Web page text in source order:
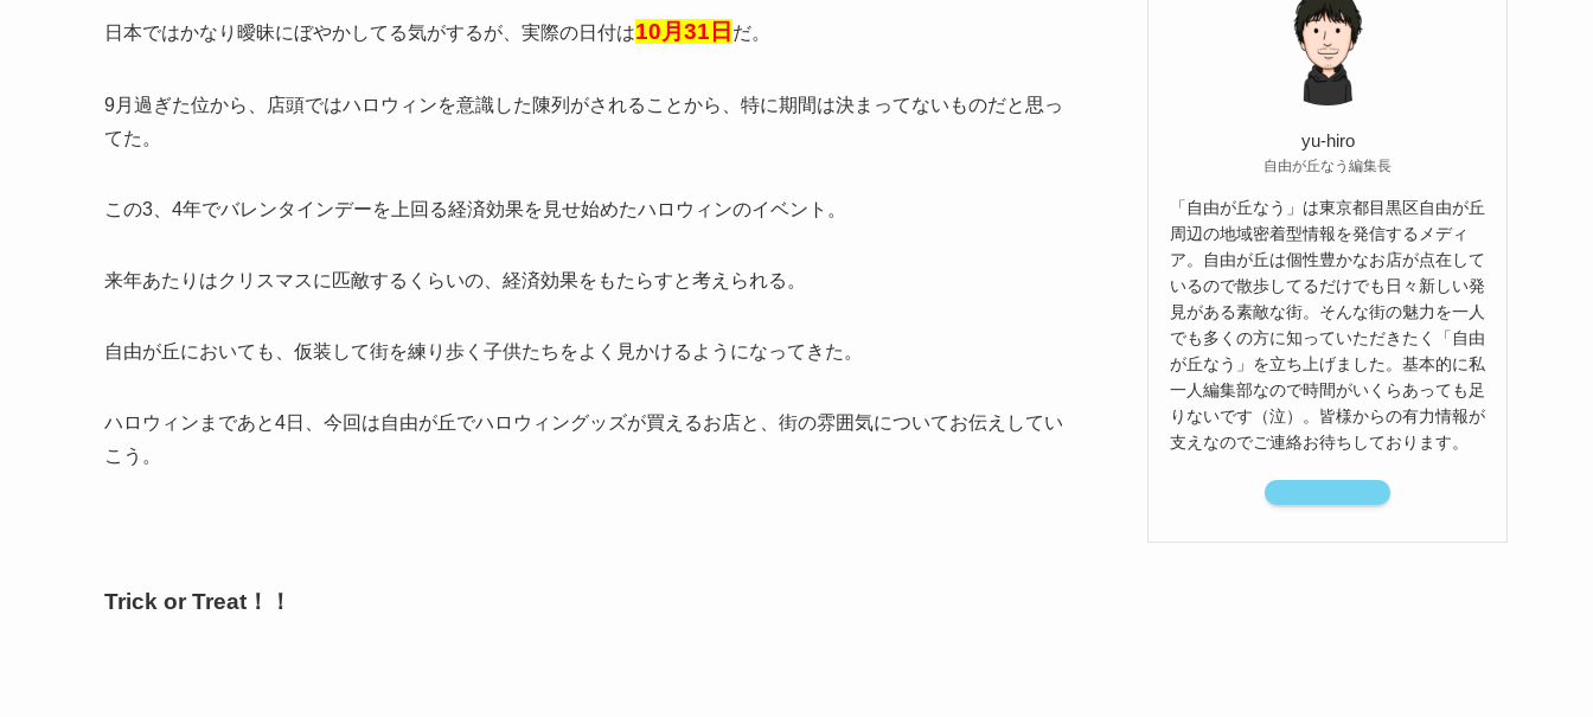
日本ではかなり曖昧にぼやかしてる気がするが、実際の日付は10月31日 だ。
9月過ぎた位から、店頭ではハロウィンを意識した陳列がされることから、特に期間は決まってないものだと思っ
てた。
この3、4年でバレンタインデーを上回る経済効果を見せ始めたハロウィンのイベント。
来年あたりはクリスマスに匹敵するくらいの、経済効果をもたらすと考えられる。
自由が丘においても、仮装して街を練り歩く子供たちをよく見かけるようになってきた。
ハロウィンまであと4日、今回は自由が丘でハロウィングッズが買えるお店と、街の雰囲気についてお伝えしてい
こう。
Trick or Treat！！
yu-hiro
自由が丘なう編集長
「自由が丘なう」は東京都目黒区自由が丘
周辺の地域密着型情報を発信するメディ
ア。自由が丘は個性豊かなお店が点在して
いるので散歩してるだけでも日々新しい発
見がある素敵な街。そんな街の魅力を一人
でも多くの方に知っていただきたく「自由
が丘なう」を立ち上げました。基本的に私
一人編集部なので時間がいくらあっても足
りないです（泣）。皆様からの有力情報が
支えなのでご連絡お待ちしております。